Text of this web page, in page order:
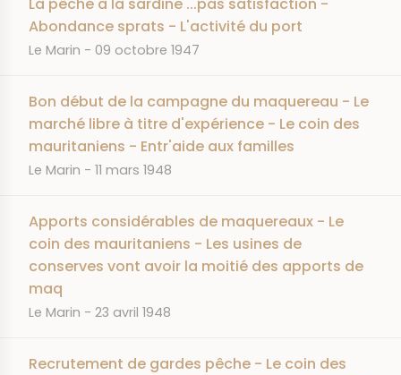
Abondance sprats - L'activité du port
JOURNAL
Le Marin DATE
09 octobre 1947
Bon début de la campagne du maquereau - Le
marché libre à titre d'expérience - Le coin des
mauritaniens - Entr'aide aux familles
JOURNAL
Le Marin DATE
11 mars 1948
Apports considérables de maquereaux - Le
coin des mauritaniens - Les usines de
conserves vont avoir la moitié des apports de
maq
JOURNAL
Le Marin DATE
23 avril 1948
Recrutement de gardes pêche - Le coin des